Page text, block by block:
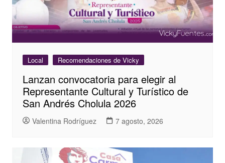
Local Recomendaciones de Vicky
Lanzan convocatoria para elegir al
Representante Cultural y Turístico de
San Andrés Cholula 2026
Valentina Rodríguez 7 agosto, 2026